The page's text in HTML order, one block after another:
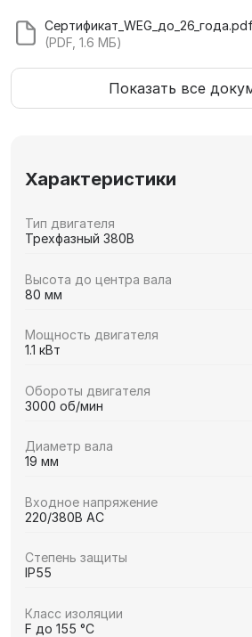
(PDF, 1.6 МБ)
Показать все
Характеристики
Тип двигателя
Трехфазный 380В
Высота до центра вала
80 мм
Мощность двигателя
1.1 кВт
Обороты двигателя
3000 об/мин
Диаметр вала
19 мм
Входное напряжение
220/380В AC
Степень защиты
IP55
Класс изоляции
F до 155 °C